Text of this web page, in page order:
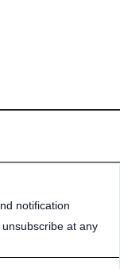
notification
at any